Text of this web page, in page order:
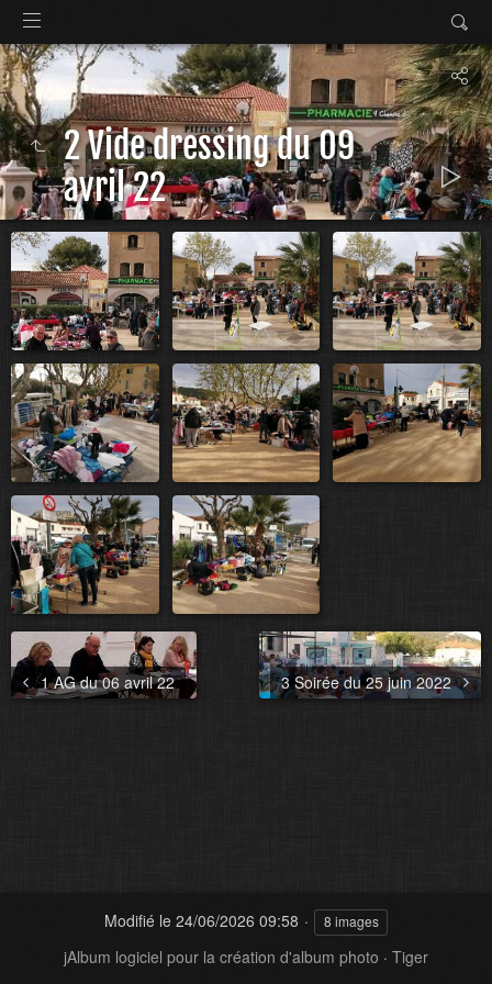
2 Vide dressing du 09
avril 22
1 AG du 06 avril 22 3 Soirée du 25 juin 2022
Modifié le 24/06/2026 09:58 8 images
jAlbum logiciel pour la création d'album photo · Tiger